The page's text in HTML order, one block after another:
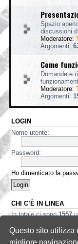
Questo sito utilizza
migliore
Spazio
discussioni
Moderatore:
Argomenti:
Come
Domande e
Moderatore:
Argomenti:
LOGIN
Nome utente:
Password:
Ho dimenticato la
CHI C’È IN LINEA
In totale ci sono1557
Record di utenti